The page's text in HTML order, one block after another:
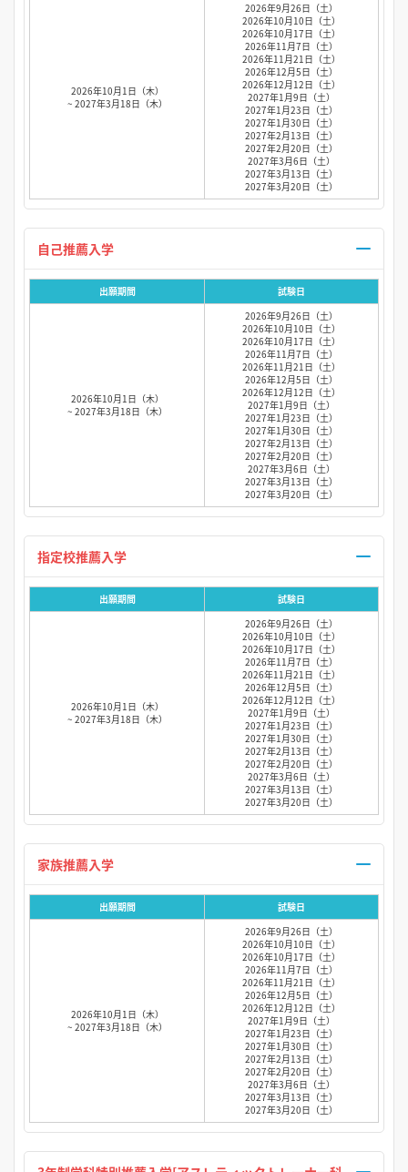
2026年10月1日（木）
~ 2027年3月18日（木）
2026年9月26日（土）
2026年10月10日（土）
2026年10月17日（土）
2026年11月7日（土）
2026年11月21日（土）
2026年12月5日（土）
2026年12月12日（土）
2027年1月9日（土）
2027年1月23日（土）
2027年1月30日（土）
2027年2月13日（土）
2027年2月20日（土）
2027年3月6日（土）
2027年3月13日（土）
2027年3月20日（土）
出願期間 試験日
2026年10月1日（木）
~ 2027年3月18日（木）
2026年9月26日（土）
2026年10月10日（土）
2026年10月17日（土）
2026年11月7日（土）
2026年11月21日（土）
2026年12月5日（土）
2026年12月12日（土）
2027年1月9日（土）
2027年1月23日（土）
2027年1月30日（土）
2027年2月13日（土）
2027年2月20日（土）
2027年3月6日（土）
2027年3月13日（土）
2027年3月20日（土）
出願期間 試験日
2026年10月1日（木）
~ 2027年3月18日（木）
2026年9月26日（土）
2026年10月10日（土）
2026年10月17日（土）
2026年11月7日（土）
2026年11月21日（土）
2026年12月5日（土）
2026年12月12日（土）
2027年1月9日（土）
2027年1月23日（土）
2027年1月30日（土）
2027年2月13日（土）
2027年2月20日（土）
2027年3月6日（土）
2027年3月13日（土）
2027年3月20日（土）
出願期間 試験日
2026年10月1日（木）
~ 2027年3月18日（木）
2026年9月26日（土）
2026年10月10日（土）
2026年10月17日（土）
2026年11月7日（土）
2026年11月21日（土）
2026年12月5日（土）
2026年12月12日（土）
2027年1月9日（土）
2027年1月23日（土）
2027年1月30日（土）
2027年2月13日（土）
2027年2月20日（土）
2027年3月6日（土）
2027年3月13日（土）
2027年3月20日（土）